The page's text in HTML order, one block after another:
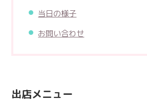
当日の様子
お問い合わせ
出店メニュー